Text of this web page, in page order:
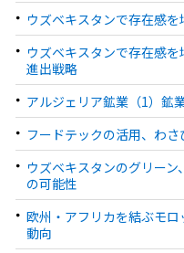
ウズベキスタンで存在感
ウズベキスタンで存在感
進出戦略
アルジェリア鉱業（1）鉱
フードテックの活用、わ
ウズベキスタンのグリー
の可能性
欧州・アフリカを結ぶモ
動向